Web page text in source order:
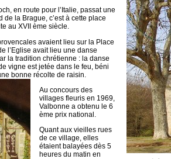
en route pour l’Italie, passat une
la Brague, c’est à cette place
au XVII ème siècle.
avaient lieu sur la Place
l’Eglise avait lieu une danse
la tradition chrétienne : la danse
vigne est jetée dans le feu, béni
bonne récolte de raisin.
Au concours des
villages fleuris en 1969,
Valbonne a obtenu le 6
ème prix national.
Quant aux vieilles rues
de ce village, elles
étaient balayées dès 5
heures du matin en